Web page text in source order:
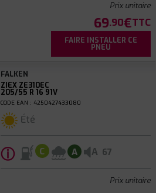
Prix unitaire
69.90€TTC
FAIRE INSTALLER CE
PNEU
FALKEN
ZIEX ZE310EC
205/55 R 16 91V
CODE EAN : 4250427433080
Été
ⓘ C A A 67
Prix unitaire